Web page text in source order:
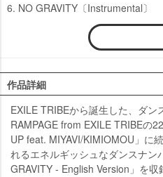
6. NO GRAVITY〔Instrumental〕
作品詳細
EXILE TRIBEから誕生した、ダ
RAMPAGE from EXILE TRIBEの
UP feat. MIYAVI/KIMIOMOU」に
れるエネルギッシュなダンスナン
GRAVITY - English Version」を収